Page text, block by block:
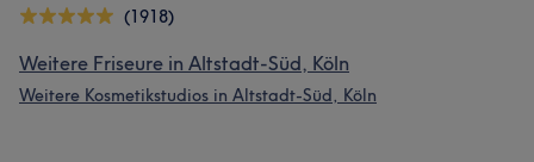
(1918)
Weitere Friseure in Altstadt-Süd, Köln
Weitere Kosmetikstudios in Altstadt-Süd, Köln